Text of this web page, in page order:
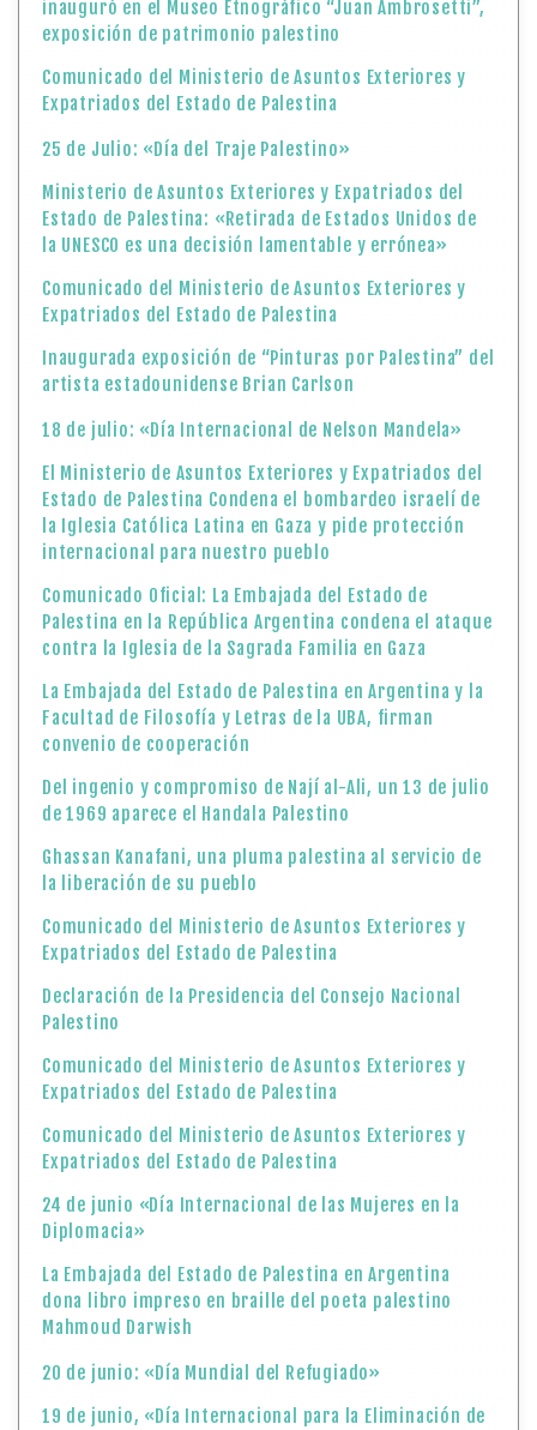
inauguró en el Museo Etnográfico “Juan Ambrosetti”,
exposición de patrimonio palestino
Comunicado del Ministerio de Asuntos Exteriores y
Expatriados del Estado de Palestina
25 de Julio: «Día del Traje Palestino»
Ministerio de Asuntos Exteriores y Expatriados del
Estado de Palestina: «Retirada de Estados Unidos de
la UNESCO es una decisión lamentable y errónea»
Comunicado del Ministerio de Asuntos Exteriores y
Expatriados del Estado de Palestina
Inaugurada exposición de “Pinturas por Palestina” del
artista estadounidense Brian Carlson
18 de julio: «Día Internacional de Nelson Mandela»
El Ministerio de Asuntos Exteriores y Expatriados del
Estado de Palestina Condena el bombardeo israelí de
la Iglesia Católica Latina en Gaza y pide protección
internacional para nuestro pueblo
Comunicado Oficial: La Embajada del Estado de
Palestina en la República Argentina condena el ataque
contra la Iglesia de la Sagrada Familia en Gaza
La Embajada del Estado de Palestina en Argentina y la
Facultad de Filosofía y Letras de la UBA, firman
convenio de cooperación
Del ingenio y compromiso de Nají al-Ali, un 13 de julio
de 1969 aparece el Handala Palestino
Ghassan Kanafani, una pluma palestina al servicio de
la liberación de su pueblo
Comunicado del Ministerio de Asuntos Exteriores y
Expatriados del Estado de Palestina
Declaración de la Presidencia del Consejo Nacional
Palestino
Comunicado del Ministerio de Asuntos Exteriores y
Expatriados del Estado de Palestina
Comunicado del Ministerio de Asuntos Exteriores y
Expatriados del Estado de Palestina
24 de junio «Día Internacional de las Mujeres en la
Diplomacia»
La Embajada del Estado de Palestina en Argentina
dona libro impreso en braille del poeta palestino
Mahmoud Darwish
20 de junio: «Día Mundial del Refugiado»
19 de junio, «Día Internacional para la Eliminación de